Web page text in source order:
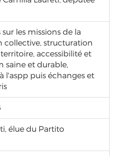
sur les missions de la
collective, structuration
accessibilité et
saine et durable,
l'aspp puis échanges et
élue du Partito